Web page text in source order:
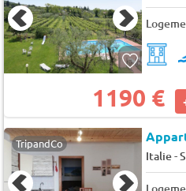
1190 €
TripandCo
Italie-